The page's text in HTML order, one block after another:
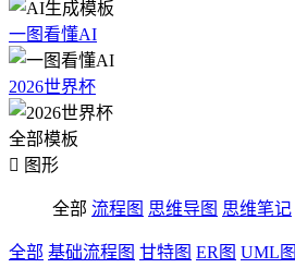
一图看懂AI
2026世界杯
全部模板
 图形
全部 流程图 思维导图 思维笔记
全部 基础流程图 甘特图 ER图 UML图